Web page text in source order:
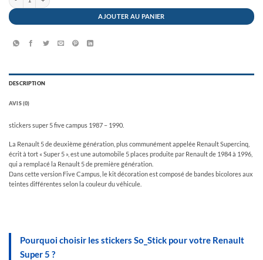
AJOUTER AU PANIER
DESCRIPTION
AVIS (0)
stickers super 5 five campus 1987 – 1990.
La Renault 5 de deuxième génération, plus communément appelée Renault Supercinq,
écrit à tort « Super 5 », est une automobile 5 places produite par Renault de 1984 à 1996,
qui a remplacé la Renault 5 de première génération.
Dans cette version Five Campus, le kit décoration est composé de bandes bicolores aux
teintes différentes selon la couleur du véhicule.
Pourquoi choisir les stickers So_Stick pour votre Renault
Super 5 ?